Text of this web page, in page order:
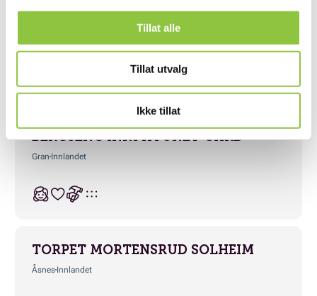
Tillat alle
Tillat utvalg
Ikke tillat
VÅRHEIM REKREASJON ANITA
GranInnlandet
BERGSENG INNPÅTUNET-GÅRD
GranInnlandet
TORPET MORTENSRUD SOLHEIM
ÅsnesInnlandet